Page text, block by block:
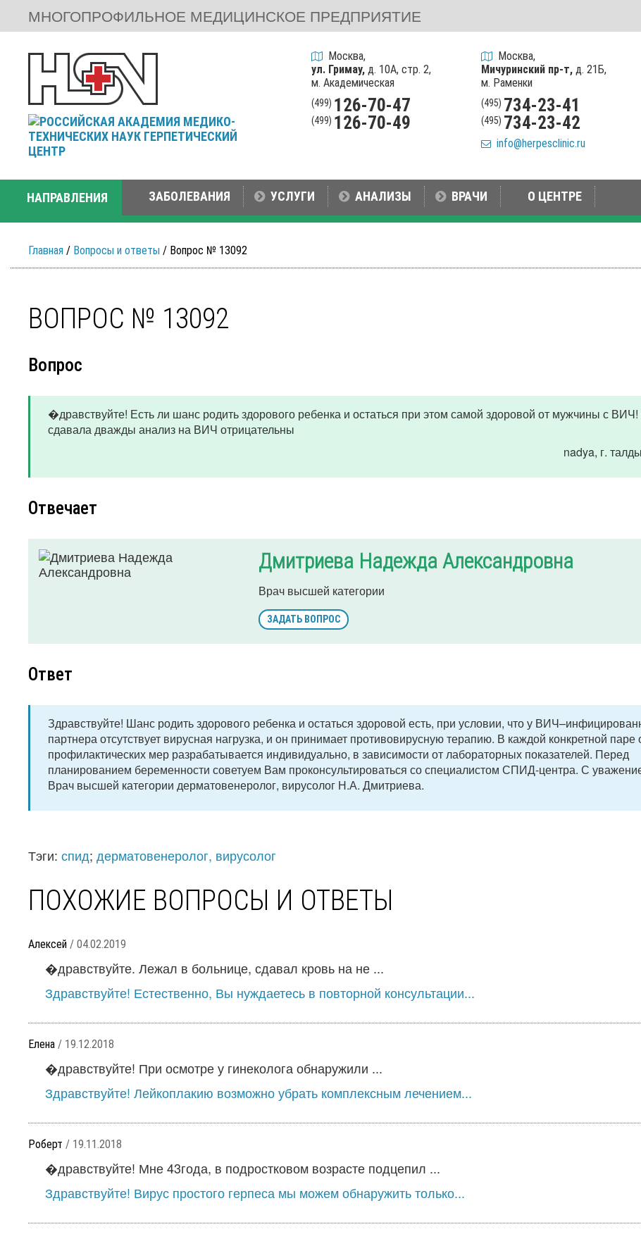
МНОГОПРОФИЛЬНОЕ МЕДИЦИНСКОЕ ПРЕДПРИЯТИЕ
Москва,
ул. Гримау,д. 10А, стр. 2,
м. Академическая
(499) 126-70-47
(499) 126-70-49
Москва,
Мичуринский пр-т, д. 21Б,
м. Раменки
(495) 734-23-41
(495) 734-23-42
info@herpesclinic.ru
НАПРАВЛЕНИЯ ЗАБОЛЕВАНИЯ УСЛУГИ АНАЛИЗЫ ВРАЧИ О ЦЕНТРЕ
Главная / Вопросы и ответы / Вопрос № 13092
ВОПРОС № 13092
Вопрос
�дравствуйте! Есть ли шанс родить здорового ребенка и остаться при этом самой здоровой от мужчины с ВИЧ!
сдавала дважды анализ на ВИЧ отрицательны
nadya, г.
Отвечает
Дмитриева Надежда Александровна
Врач высшей категории
ЗАДАТЬ ВОПРОС
Ответ
Здравствуйте! Шанс родить здорового ребенка и остаться здоровой есть, при условии, что у
партнера отсутствует вирусная нагрузка, и он принимает противовирусную терапию. В каждой конкретной паре
профилактических мер разрабатывается индивидуально, в зависимости от лабораторных показателей. Перед
планированием беременности советуем Вам проконсультироваться со специалистом СПИД-центра. С
Врач высшей категории дерматовенеролог, вирусолог Н.А. Дмитриева.
Тэги: спид; дерматовенеролог, вирусолог
ПОХОЖИЕ ВОПРОСЫ И ОТВЕТЫ
Алексей / 04.02.2019
�дравствуйте. Лежал в больнице, сдавал кровь на не ...
Здравствуйте! Естественно, Вы нуждаетесь в повторной консультации...
Елена / 19.12.2018
�дравствуйте! При осмотре у гинеколога обнаружили ...
Здравствуйте! Лейкоплакию возможно убрать комплексным лечением...
Роберт / 19.11.2018
�дравствуйте! Мне 43года, в подростковом возрасте подцепил ...
Здравствуйте! Вирус простого герпеса мы можем обнаружить только...